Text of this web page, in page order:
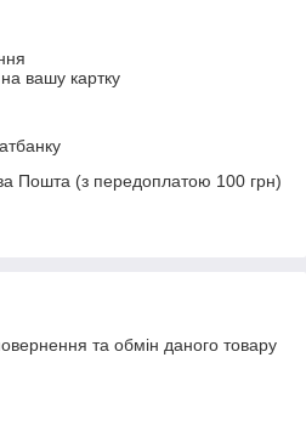
вашу картку
Пошта (з передоплатою 100 грн)
та обмін даного товару